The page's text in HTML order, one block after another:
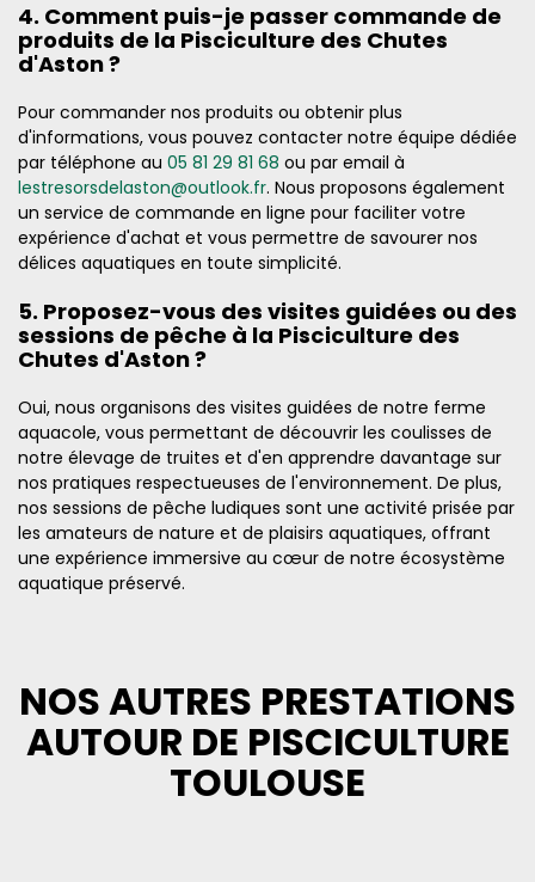
4. Comment puis-je passer commande de
produits de la Pisciculture des Chutes
d'Aston ?
Pour commander nos produits ou obtenir plus
d'informations, vous pouvez contacter notre équipe dédiée
par téléphone au 05 81 29 81 68 ou par email à
lestresorsdelaston@outlook.fr. Nous proposons également
un service de commande en ligne pour faciliter votre
expérience d'achat et vous permettre de savourer nos
délices aquatiques en toute simplicité.
5. Proposez-vous des visites guidées ou des
sessions de pêche à la Pisciculture des
Chutes d'Aston ?
Oui, nous organisons des visites guidées de notre ferme
aquacole, vous permettant de découvrir les coulisses de
notre élevage de truites et d'en apprendre davantage sur
nos pratiques respectueuses de l'environnement. De plus,
nos sessions de pêche ludiques sont une activité prisée par
les amateurs de nature et de plaisirs aquatiques, offrant
une expérience immersive au cœur de notre écosystème
aquatique préservé.
NOS AUTRES PRESTATIONS
AUTOUR DE PISCICULTURE
TOULOUSE